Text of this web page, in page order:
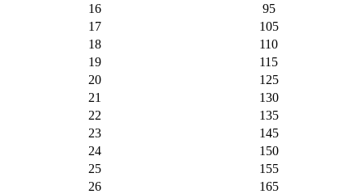
16
95
17
105
18
110
19
115
20
125
21
130
22
135
23
145
24
150
25
155
26
165